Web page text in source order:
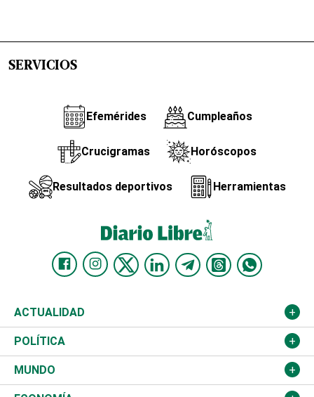
SERVICIOS
Efemérides Cumpleaños
Crucigramas Horóscopos
Resultados deportivos Herramientas
ACTUALIDAD
Nacional
Ciudad
POLÍTICA
Partidos
MUNDO